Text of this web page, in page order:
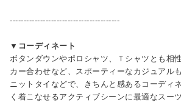
----------------------------------------
▼コーディネート
ボタンダウンやポロシャツ、Ｔシャツとも相
カー合わせなど、スポーティーなカジュアルも
ニットタイなどで、きちんと感あるコーディ
く着こなせるアクティブシーンに最適なスーツ